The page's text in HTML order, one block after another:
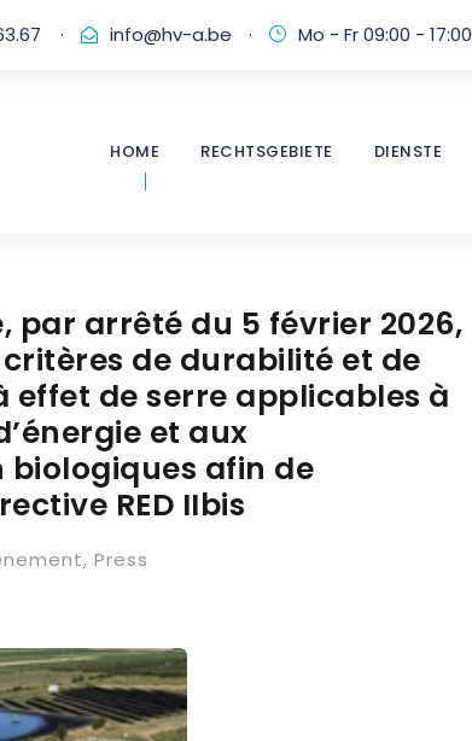
· info@hv-a.be · Mo - Fr 09:00 - 17:00
HOME RECHTSGEBIETE DIENSTE
par arrêté du 5 février 2026,
de durabilité et de
effet de serre applicables à
et aux
afin de
RED IIbis
, Press